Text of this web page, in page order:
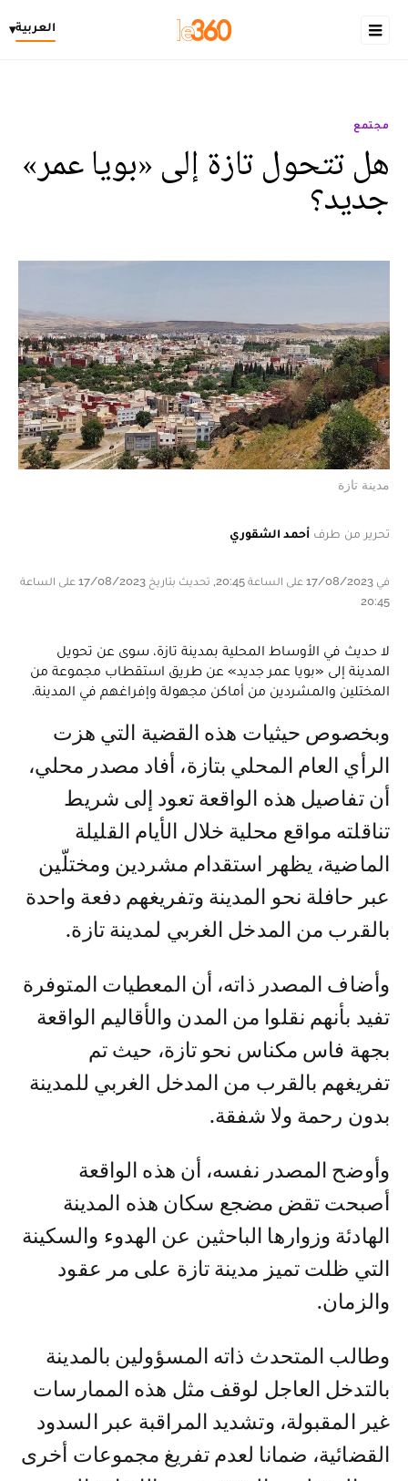
العربية▾
مجتمع
هل تتحول تازة إلى «بويا عمر»
جديد؟
مدينة تازة
تحرير من طرف أحمد الشقوري
في 17/08/2023 على الساعة 20:45, تحديث بتاريخ 17/08/2023 على الساعة
20:45
لا حديث في الأوساط المحلية بمدينة تازة، سوى عن تحويل
المدينة إلى «بويا عمر جديد» عن طريق استقطاب مجموعة من
المختلين والمشردين من أماكن مجهولة وإفراغهم في المدينة.
وبخصوص حيثيات هذه القضية التي هزت
الرأي العام المحلي بتازة، أفاد مصدر محلي،
أن تفاصيل هذه الواقعة تعود إلى شريط
تناقلته مواقع محلية خلال الأيام القليلة
الماضية، يظهر استقدام مشردين ومختلّين
عبر حافلة نحو المدينة وتفريغهم دفعة واحدة
بالقرب من المدخل الغربي لمدينة تازة.
وأضاف المصدر ذاته، أن المعطيات المتوفرة
تفيد بأنهم نقلوا من المدن والأقاليم الواقعة
بجهة فاس مكناس نحو تازة، حيث تم
تفريغهم بالقرب من المدخل الغربي للمدينة
بدون رحمة ولا شفقة.
وأوضح المصدر نفسه، أن هذه الواقعة
أصبحت تقض مضجع سكان هذه المدينة
الهادئة وزوارها الباحثين عن الهدوء والسكينة
التي ظلت تميز مدينة تازة على مر عقود
والزمان.
وطالب المتحدث ذاته المسؤولين بالمدينة
بالتدخل العاجل لوقف مثل هذه الممارسات
غير المقبولة، وتشديد المراقبة عبر السدود
القضائية، ضمانا لعدم تفريغ مجموعات أخرى